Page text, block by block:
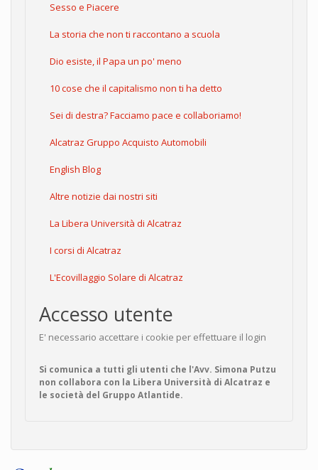
Sesso e Piacere
La storia che non ti raccontano a scuola
Dio esiste, il Papa un po' meno
10 cose che il capitalismo non ti ha detto
Sei di destra? Facciamo pace e collaboriamo!
Alcatraz Gruppo Acquisto Automobili
English Blog
Altre notizie dai nostri siti
La Libera Università di Alcatraz
I corsi di Alcatraz
L'Ecovillaggio Solare di Alcatraz
Accesso utente
E' necessario accettare i cookie per effettuare il login
Si comunica a tutti gli utenti che l'Avv. Simona Putzu
non collabora con la Libera Università di Alcatraz e
le società del Gruppo Atlantide.